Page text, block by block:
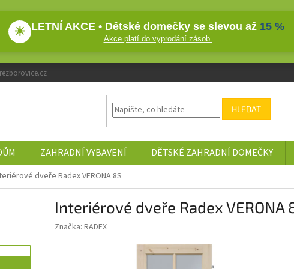
☀ LETNÍ AKCE • Dětské domečky se slevou až 15 %
Akce platí do vyprodání zásob.
HLEDAT
ZAHRADNÍ VYBAVENÍ DĚTSKÉ ZAHRADNÍ DOMEČKY
dveře Radex VERONA 8S
Interiérové dveře Radex VERONA
Značka: RADEX